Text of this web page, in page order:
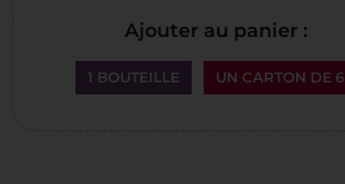
Ajouter au panier :
1 BOUTEILLE UN CARTON DE 6